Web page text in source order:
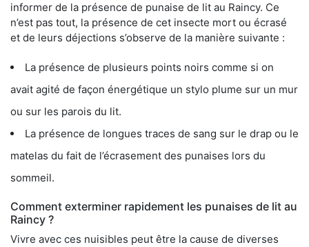
informer de la présence de punaise de lit au Raincy. Ce
n’est pas tout, la présence de cet insecte mort ou écrasé
et de leurs déjections s’observe de la manière suivante :
La présence de plusieurs points noirs comme si on
avait agité de façon énergétique un stylo plume sur un mur
ou sur les parois du lit.
La présence de longues traces de sang sur le drap ou le
matelas du fait de l’écrasement des punaises lors du
sommeil.
Comment exterminer rapidement les punaises de lit au
Raincy ?
Vivre avec ces nuisibles peut être la cause de diverses